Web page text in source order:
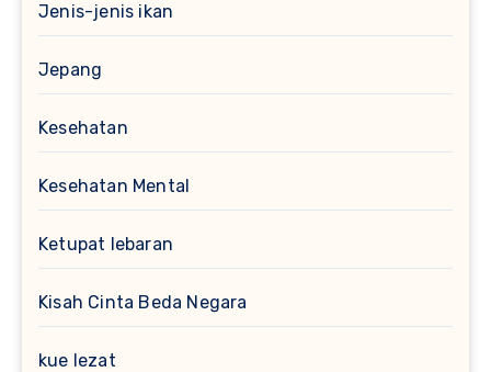
Jenis-jenis ikan
Jepang
Kesehatan
Kesehatan Mental
Ketupat lebaran
Kisah Cinta Beda Negara
kue lezat